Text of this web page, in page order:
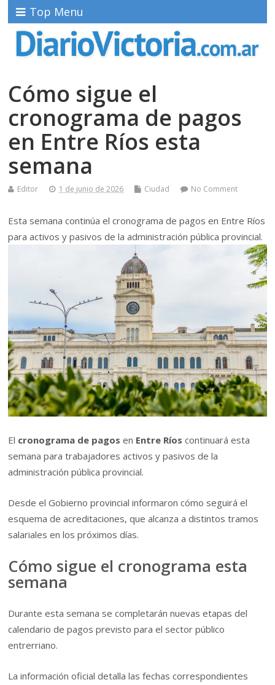
Top Menu
Cómo sigue el
cronograma de pagos
en Entre Ríos esta
semana
Editor 1 de junio de 2026 Ciudad No Comment
Esta semana continúa el cronograma de pagos en Entre Ríos
para activos y pasivos de la administración pública provincial.
El cronograma de pagos en Entre Ríos continuará esta
semana para trabajadores activos y pasivos de la
administración pública provincial.
Desde el Gobierno provincial informaron cómo seguirá el
esquema de acreditaciones, que alcanza a distintos tramos
salariales en los próximos días.
Cómo sigue el cronograma esta
semana
Durante esta semana se completarán nuevas etapas del
calendario de pagos previsto para el sector público
entrerriano.
La información oficial detalla las fechas correspondientes